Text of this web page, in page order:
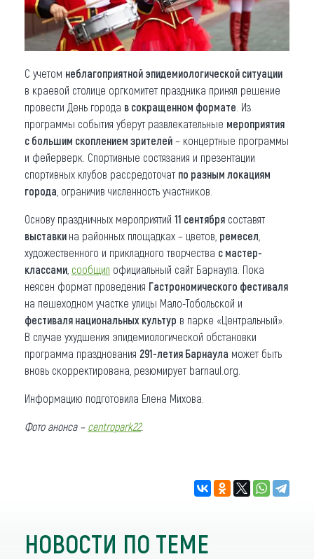
С учетом неблагоприятной эпидемиологической ситуации
в краевой столице оргкомитет праздника принял решение
провести День города в сокращенном формате . Из
программы события уберут развлекательные мероприятия
с большим скоплением зрителей – концертные программы
и фейерверк. Спортивные состязания и презентации
спортивных клубов рассредоточат по разным локациям
города , ограничив численность участников.
Основу праздничных мероприятий 11 сентября составят
выставки на районных площадках – цветов, ремесел
художественного и прикладного творчества с мастер-
классами сообщил официальный сайт Барнаула. Пока
неясен формат проведения Гастрономического фестиваля
на пешеходном участке улицы Мало-Тобольской и
фестиваля национальных культур в парке «Центральный».
В случае ухудшения эпидемиологической обстановки
программа празднования 291-летия Барнаула может быть
вновь скорректирована, резюмирует barnaul.org.
Информацию подготовила Елена Михова.
Фото анонса – centropark22.
НОВОСТИ ПО ТЕМЕ